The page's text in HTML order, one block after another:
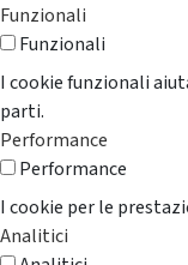
Funzionali
Funzionali
I cookie funzionali
parti.
Performance
Performance
I cookie per le
Analitici